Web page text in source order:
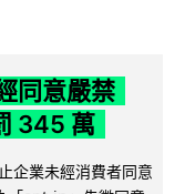
同意嚴禁
345 萬
企業未經消費者同意